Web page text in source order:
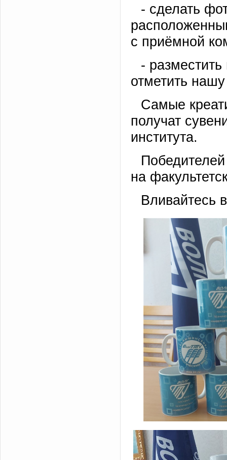
- сделать
с приёмной
-
отметить нашу
Самые
получат
института.
на
Вливайтесь